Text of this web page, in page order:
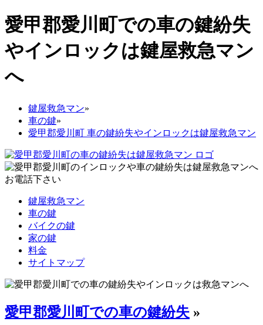
愛甲郡愛川町での車の鍵紛失
やインロックは鍵屋救急マン
へ
鍵屋救急マン»
車の鍵»
愛甲郡愛川町 車の鍵紛失やインロックは鍵屋救急マン
鍵屋救急マン
車の鍵
バイクの鍵
家の鍵
料金
サイトマップ
愛甲郡愛川町での車の鍵紛失 »